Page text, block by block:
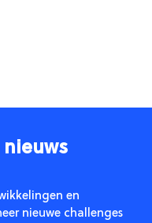
nieuws
en
nieuwe challenges